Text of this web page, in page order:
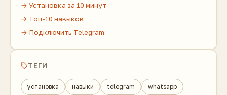
→ Установка за 10 минут
→ Топ-10 навыков
→ Подключить Telegram
ТЕГИ
установка навыки telegram whatsapp